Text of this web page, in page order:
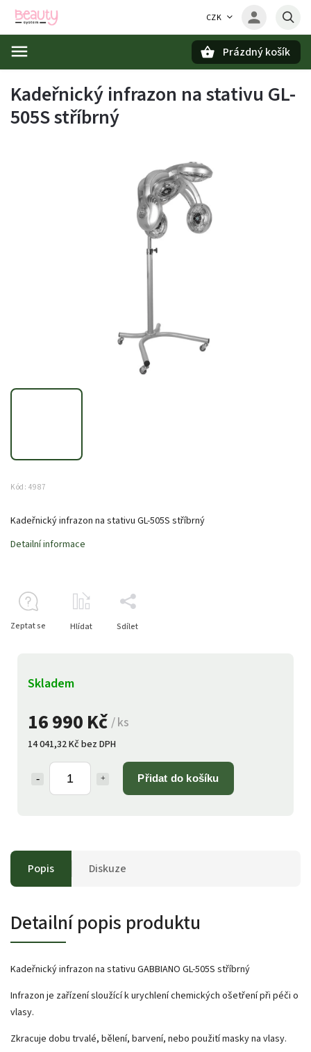
CZK
Prázdný košík
Kadeřnický infrazon na stativu GL-
505S stříbrný
Kód: 4987
16 990 Kč / ks
14 041,32 Kč bez DPH
Přidat do košíku
Skladem
Kadeřnický infrazon na stativu GL-505S stříbrný
Detailní informace
Zeptat se Hlídat Sdílet
Popis Diskuze
Detailní popis produktu
Kadeřnický infrazon na stativu GABBIANO GL-505S stříbrný
Infrazon je zařízení sloužící k urychlení chemických ošetření při péči o
vlasy.
Zkracuje dobu trvalé, bělení, barvení, nebo použití masky na vlasy.